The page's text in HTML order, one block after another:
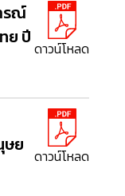
รณ์
ย ปี ดาวน์โหลด
ษย ดาวน์โหลด